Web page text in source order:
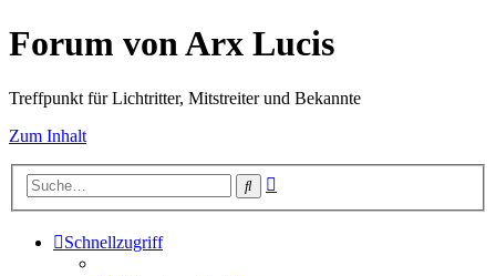
Forum von Arx Lucis
Treffpunkt für Lichtritter, Mitstreiter und Bekannte
Zum Inhalt
Suche
Schnellzugriff